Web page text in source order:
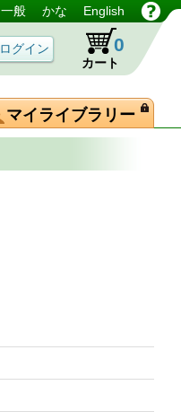
一般 かな English
カート
0
マイライブラリー